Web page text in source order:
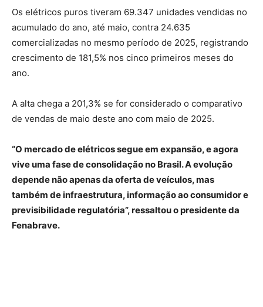
Os elétricos puros tiveram 69.347 unidades vendidas no
acumulado do ano, até maio, contra 24.635
comercializadas no mesmo período de 2025, registrando
crescimento de 181,5% nos cinco primeiros meses do
ano.
A alta chega a 201,3% se for considerado o comparativo
de vendas de maio deste ano com maio de 2025.
“O mercado de elétricos segue em expansão, e agora
vive uma fase de consolidação no Brasil. A evolução
depende não apenas da oferta de veículos, mas
também de infraestrutura, informação ao consumidor e
previsibilidade regulatória”, ressaltou o presidente da
Fenabrave.